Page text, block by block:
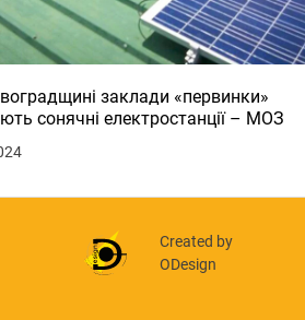
заклади «первинки»
сонячні електростанції – МОЗ
Created by
ODesign